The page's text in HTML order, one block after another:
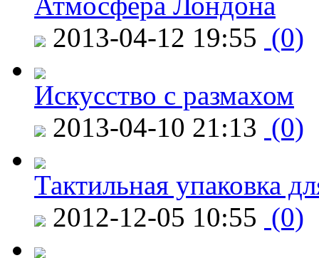
2013-04-12 19:55 (0)
Искусство с размахом
2013-04-10 21:13 (0)
Тактильная упаковка
2012-12-05 10:55 (0)